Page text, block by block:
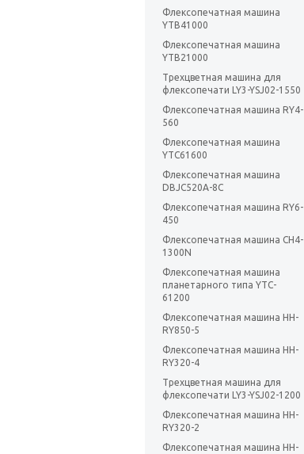
Флексопечатная машина
YTB41000
Флексопечатная машина
YTB21000
Трехцветная машина для
флексопечати LY3-YSJ02-1550
Флексопечатная машина RY4-
560
Флексопечатная машина
YTC61600
Флексопечатная машина
DBJC520A-8C
Флексопечатная машина RY6-
450
Флексопечатная машина CH4-
1300N
Флексопечатная машина
планетарного типа YTC-
61200
Флексопечатная машина HH-
RY850-5
Флексопечатная машина HH-
RY320-4
Трехцветная машина для
флексопечати LY3-YSJ02-1200
Флексопечатная машина HH-
RY320-2
Флексопечатная машина HH-